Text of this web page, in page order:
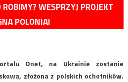
WESPRZYJ PROJEKT
POLONIA!
Onet, na Ukrainie zostanie
złożona z polskich ochotników.